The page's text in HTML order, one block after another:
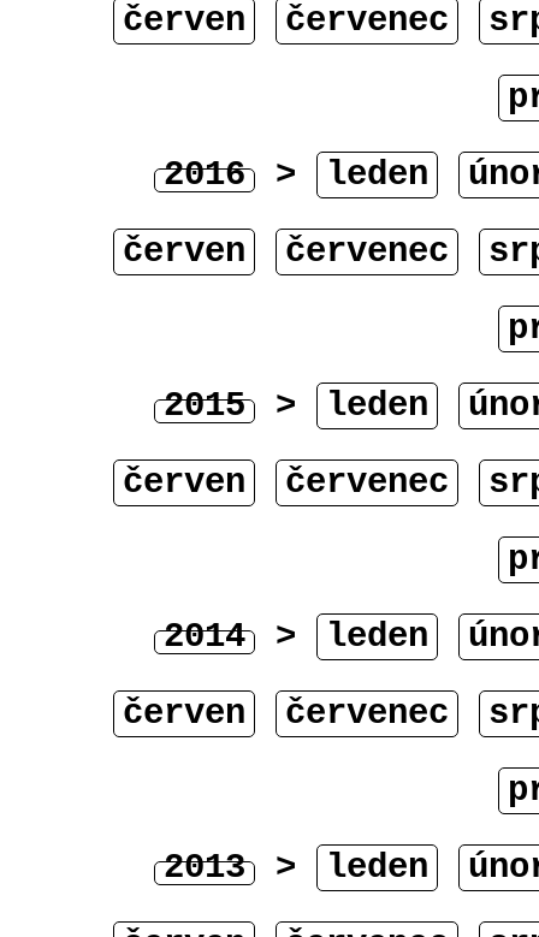
červen
červenec
2016 > leden
červen
červenec
2015 > leden
červen
červenec
2014 > leden
červen
červenec
2013 > leden